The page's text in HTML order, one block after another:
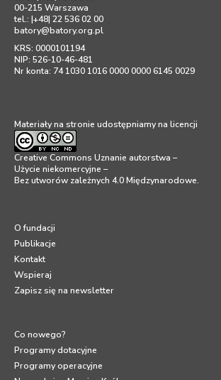
00-215 Warszawa
tel.: |+48| 22 536 02 00
batory@batory.org.pl
KRS: 0000101194
NIP: 526-10-46-481
Nr konta: 74 1030 1016 0000 0000 6145 0029
Materiały na stronie udostępniamy na licencji
Creative Commons Uznanie autorstwa –
Użycie niekomercyjne –
Bez utworów zależnych 4.0 Międzynarodowe.
O fundacji
Publikacje
Kontakt
Wspieraj
Zapisz się na newsletter
Co nowego?
Programy dotacyjne
Programy operacyjne